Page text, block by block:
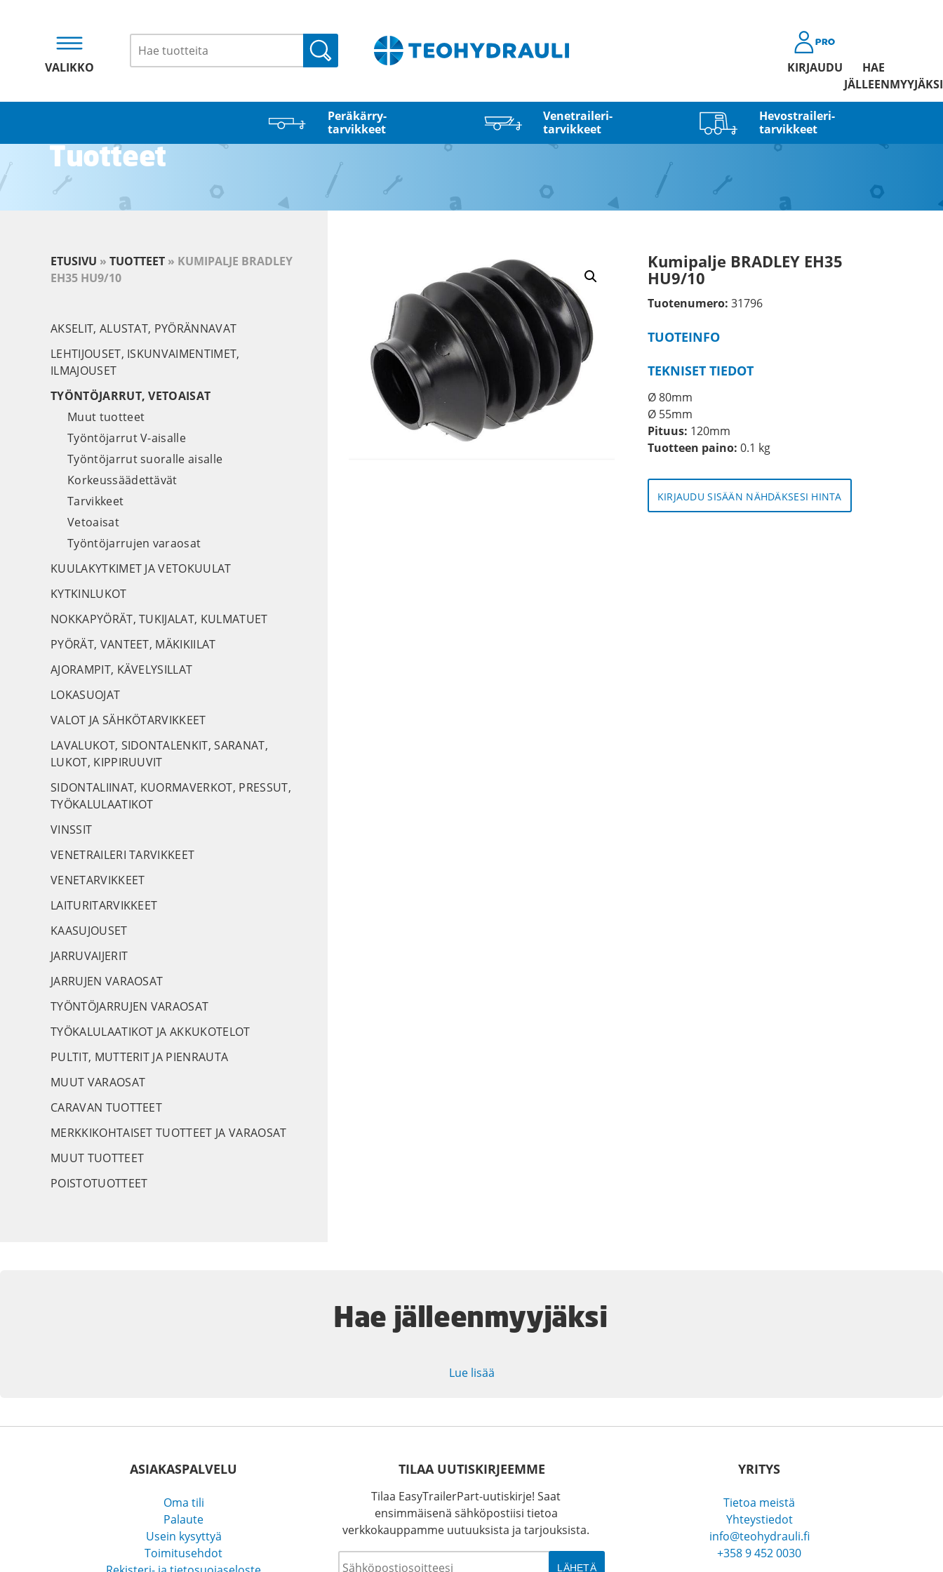
VALIKKO
Haku
KIRJAUDU
HAE
JÄLLEENMYYJÄKSI
Peräkärry­
tarvikkeet
Venetraileri­
tarvikkeet
Hevostraileri­
tarvikkeet
Tuotteet
Kumipalje BRADLEY EH35
HU9/10
Tuotenumero: 31796
TUOTEINFO
TEKNISET TIEDOT
Ø 80mm
Ø 55mm
Pituus: 120mm
Tuotteen paino: 0.1 kg
KIRJAUDU SISÄÄN NÄHDÄKSESI HINTA
ETUSIVU » TUOTTEET » KUMIPALJE BRADLEY
EH35 HU9/10
AKSELIT, ALUSTAT, PYÖRÄNNAVAT
LEHTIJOUSET, ISKUNVAIMENTIMET,
ILMAJOUSET
TYÖNTÖJARRUT, VETOAISAT
Muut tuotteet
Työntöjarrut V-aisalle
Työntöjarrut suoralle aisalle
Korkeussäädettävät
Tarvikkeet
Vetoaisat
Työntöjarrujen varaosat
KUULAKYTKIMET JA VETOKUULAT
KYTKINLUKOT
NOKKAPYÖRÄT, TUKIJALAT, KULMATUET
PYÖRÄT, VANTEET, MÄKIKIILAT
AJORAMPIT, KÄVELYSILLAT
LOKASUOJAT
VALOT JA SÄHKÖTARVIKKEET
LAVALUKOT, SIDONTALENKIT, SARANAT,
LUKOT, KIPPIRUUVIT
SIDONTALIINAT, KUORMAVERKOT, PRESSUT,
TYÖKALULAATIKOT
VINSSIT
VENETRAILERI TARVIKKEET
VENETARVIKKEET
LAITURITARVIKKEET
KAASUJOUSET
JARRUVAIJERIT
JARRUJEN VARAOSAT
TYÖNTÖJARRUJEN VARAOSAT
TYÖKALULAATIKOT JA AKKUKOTELOT
PULTIT, MUTTERIT JA PIENRAUTA
MUUT VARAOSAT
CARAVAN TUOTTEET
MERKKIKOHTAISET TUOTTEET JA VARAOSAT
MUUT TUOTTEET
POISTOTUOTTEET
Hae jälleenmyyjäksi
Lue lisää
ASIAKASPALVELU
Oma tili
Palaute
Usein kysyttyä
Toimitusehdot
YRITYS
Tietoa meistä
Yhteystiedot
info@teohydrauli.fi
+358 9 452 0030
TILAA UUTISKIRJEEMME
Tilaa EasyTrailerPart-uutiskirje! Saat
ensimmäisenä sähköpostiisi tietoa
verkkokauppamme uutuuksista ja tarjouksista.